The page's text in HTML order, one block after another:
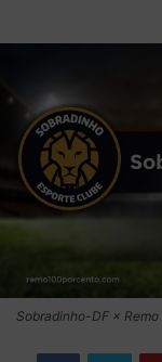
Sobradinho-DF × Remo